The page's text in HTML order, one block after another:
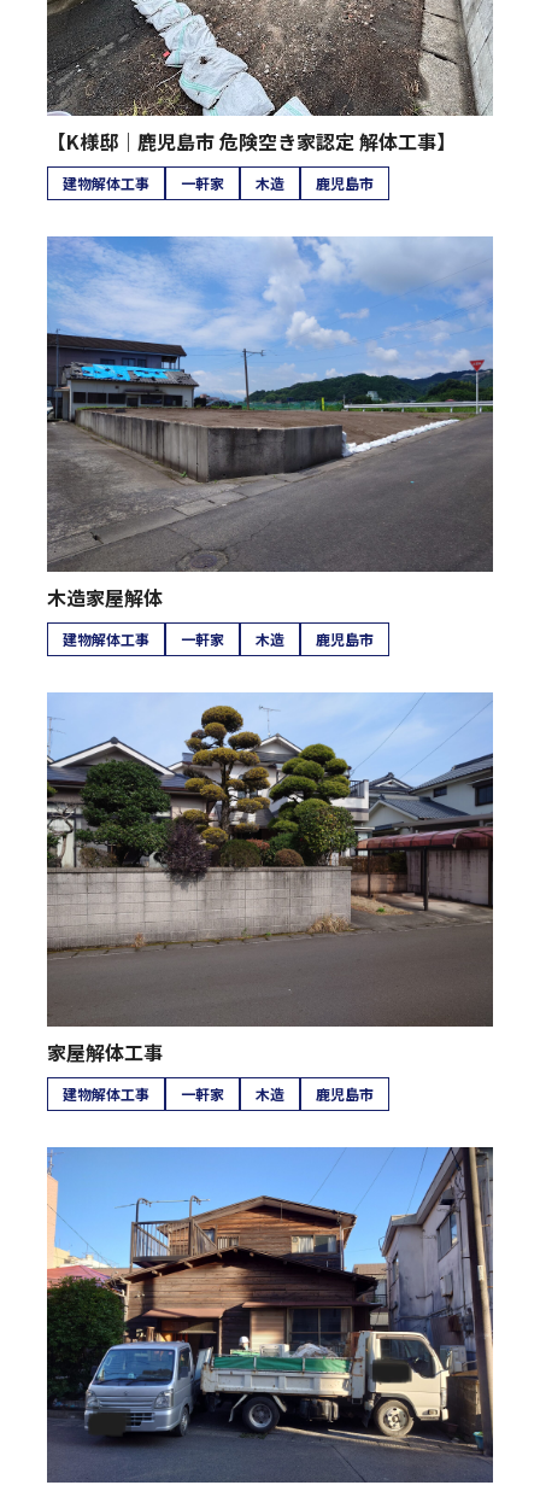
【K様邸｜鹿児島市 危険空き家認定 解体工事】
建物解体工事 一軒家 木造 鹿児島市
木造家屋解体
建物解体工事 一軒家 木造 鹿児島市
家屋解体工事
建物解体工事 一軒家 木造 鹿児島市